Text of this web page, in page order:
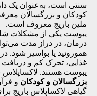
سنتی است، به‌عنوان یک
کودکان و بزرگسالان
ملین باریج معروف است.
یبوست یکی از مشکلات
درمان، در دراز مدت
هموروئید یا بواسیر شود.
غذایی، تحرک کم و دریافت
یبوست هستند. لاکساپلاس
بزرگسالان و کودکان و
گیاهی لاکساپلاس باریج